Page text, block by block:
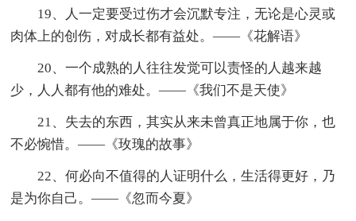
19、人一定要受过伤才会沉默专注，无论是心灵或
肉体上的创伤，对成长都有益处。——《花解语》
20、一个成熟的人往往发觉可以责怪的人越来越
少，人人都有他的难处。——《我们不是天使》
21、失去的东西，其实从来未曾真正地属于你，也
不必惋惜。——《玫瑰的故事》
22、何必向不值得的人证明什么，生活得更好，乃
是为你自己。——《忽而今夏》